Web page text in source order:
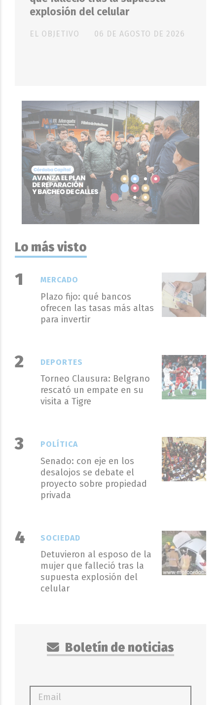
explosión del celular
EL OBJETIVO 06 DE AGOSTO DE 2026
Lo más visto
Plazo fijo: qué bancos
ofrecen las tasas más altas
para invertir
MERCADO
Torneo Clausura: Belgrano
rescató un empate en su
visita a Tigre
DEPORTES
Senado: con eje en los
desalojos se debate el
proyecto sobre propiedad
privada
POLÍTICA
Detuvieron al esposo de la
mujer que falleció tras la
supuesta explosión del
celular
SOCIEDAD
Boletín de noticias